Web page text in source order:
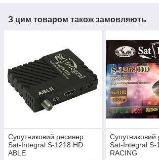
З цим товаром також замовляють
Супутниковий ресивер
Sat-Integral S-1218 HD
ABLE
Супутниковий
Sat-Integral S-
RACING